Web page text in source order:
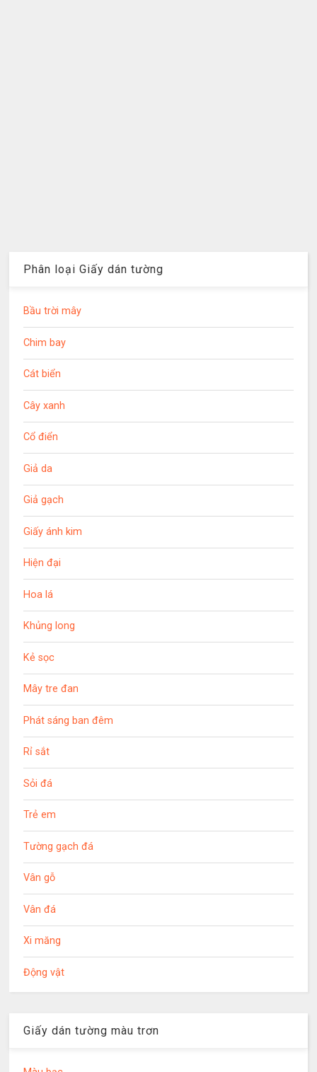
Phân loại Giấy dán tường
Bầu trời mây
Chim bay
Cát biển
Cây xanh
Cổ điển
Giả da
Giả gạch
Giấy ánh kim
Hiện đại
Hoa lá
Khủng long
Kẻ sọc
Mây tre đan
Phát sáng ban đêm
Rỉ sắt
Sỏi đá
Trẻ em
Tường gạch đá
Vân gỗ
Vân đá
Xi măng
Động vật
Giấy dán tường màu trơn